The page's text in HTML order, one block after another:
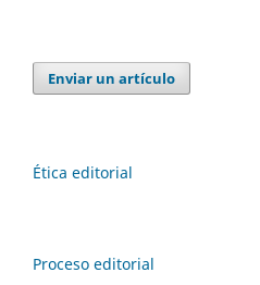
Enviar un artículo
Ética editorial
Proceso editorial